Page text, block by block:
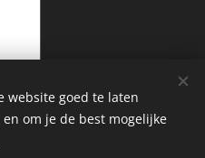
in!
website goed te laten
om je de best mogelijke